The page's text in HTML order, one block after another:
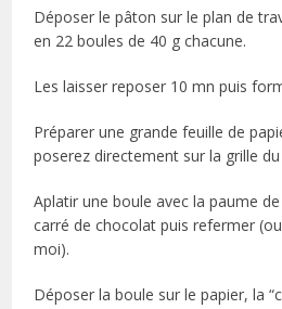
Déposer le pâton sur le plan de
en 22 boules de 40 g chacune.
Les laisser reposer 10 mn puis
Préparer une grande feuille de
poserez directement sur la grille
Aplatir une boule avec la paume
carré de chocolat puis refermer
moi).
Déposer la boule sur le papier, la